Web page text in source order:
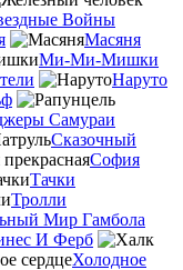
Войны
Масяня
Ми-Ми-Мишки
Наруто
Самураи
Сказочный
София
Тачки
Тролли
Мир Гамбола
И Ферб
Холодное